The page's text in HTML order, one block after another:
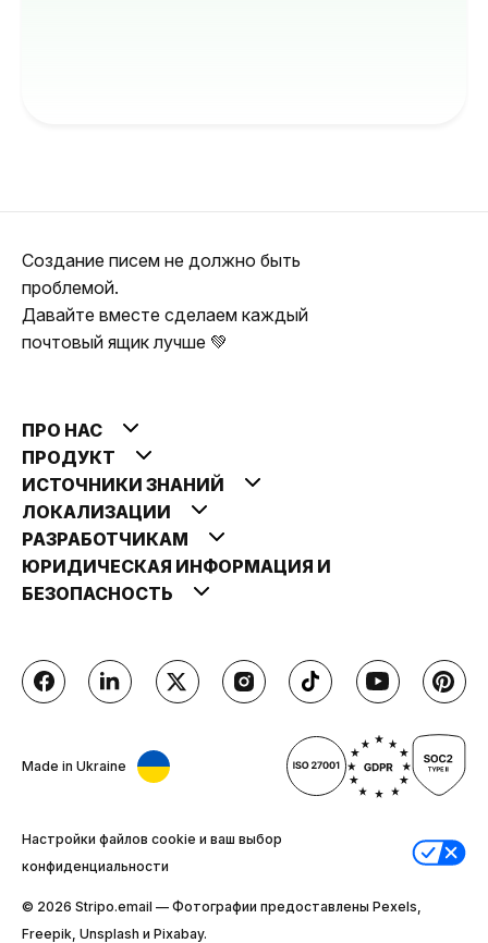
Создание писем не должно быть
проблемой.
Давайте вместе сделаем каждый
почтовый ящик лучше 💚
ПРО НАС
ПРОДУКТ
ИСТОЧНИКИ ЗНАНИЙ
ЛОКАЛИЗАЦИИ
РАЗРАБОТЧИКАМ
ЮРИДИЧЕСКАЯ ИНФОРМАЦИЯ И
БЕЗОПАСНОСТЬ
Made in Ukraine
Настройки файлов cookie и ваш выбор
конфиденциальности
© 2026 Stripо.email — Фотографии предоставлены Pexels,
Freepik, Unsplash и Pixabay.